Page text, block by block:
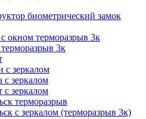
биометрический замок
окном терморазрыв 3к
3к
с зеркалом
с зеркалом
с зеркалом
терморазрыв
с зеркалом (терморазрыв 3к)